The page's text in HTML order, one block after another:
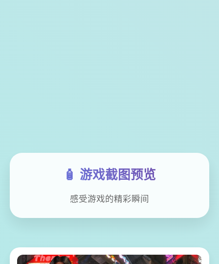
🧴 游戏截图预览
感受游戏的精彩瞬间